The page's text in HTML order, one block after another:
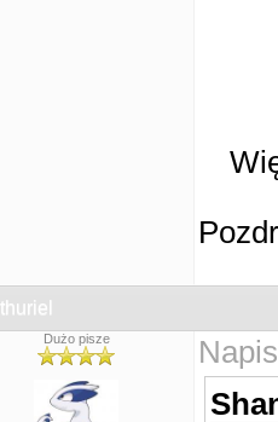
Ithuriel
Dużo pisze